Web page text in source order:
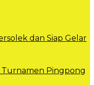
dan Siap Gelar
Pingpong